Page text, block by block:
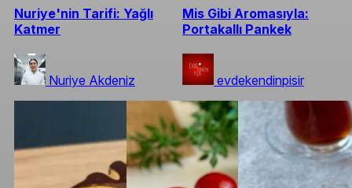
Nuriye'nin Tarifi: Yağlı
Katmer
Nuriye Akdeniz
Mis Gibi Aromasıyla:
Portakallı Pankek
evdekendinpisir